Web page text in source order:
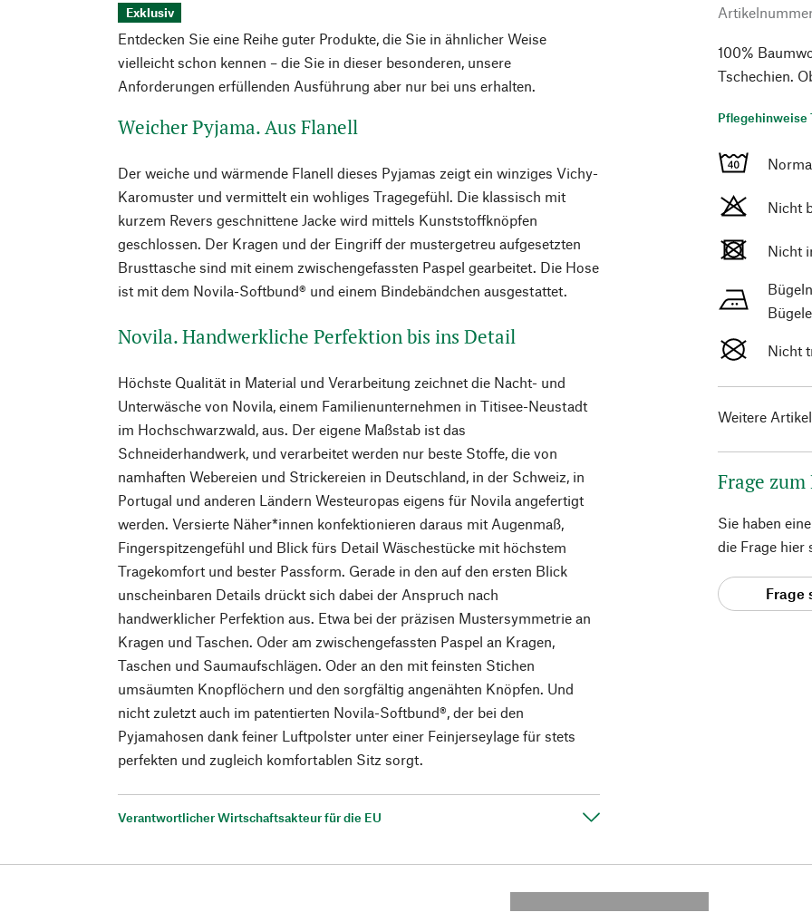
Exklusiv
Entdecken Sie eine Reihe guter Produkte, die Sie in ähnlicher Weise
vielleicht schon kennen – die Sie in dieser besonderen, unsere
Anforderungen erfüllenden Ausführung aber nur bei uns erhalten.
Weicher Pyjama. Aus Flanell
Der weiche und wärmende Flanell dieses Pyjamas zeigt ein winziges Vichy-
Karomuster und vermittelt ein wohliges Tragegefühl. Die klassisch mit
kurzem Revers geschnittene Jacke wird mittels Kunststoffknöpfen
geschlossen. Der Kragen und der Eingriff der mustergetreu aufgesetzten
Brusttasche sind mit einem zwischengefassten Paspel gearbeitet. Die Hose
ist mit dem Novila-Softbund® und einem Bindebändchen ausgestattet.
Novila. Handwerkliche Perfektion bis ins Detail
Höchste Qualität in Material und Verarbeitung zeichnet die Nacht- und
Unterwäsche von Novila, einem Familienunternehmen in Titisee-Neustadt
im Hochschwarzwald, aus. Der eigene Maßstab ist das
Schneiderhandwerk, und verarbeitet werden nur beste Stoffe, die von
namhaften Webereien und Strickereien in Deutschland, in der Schweiz, in
Portugal und anderen Ländern Westeuropas eigens für Novila angefertigt
werden. Versierte Näher*innen konfektionieren daraus mit Augenmaß,
Fingerspitzengefühl und Blick fürs Detail Wäschestücke mit höchstem
Tragekomfort und bester Passform. Gerade in den auf den ersten Blick
unscheinbaren Details drückt sich dabei der Anspruch nach
handwerklicher Perfektion aus. Etwa bei der präzisen Mustersymmetrie an
Kragen und Taschen. Oder am zwischengefassten Paspel an Kragen,
Taschen und Saumaufschlägen. Oder an den mit feinsten Stichen
umsäumten Knopflöchern und den sorgfältig angenähten Knöpfen. Und
nicht zuletzt auch im patentierten Novila-Softbund®, der bei den
Pyjamahosen dank feiner Luftpolster unter einer Feinjerseylage für stets
perfekten und zugleich komfortablen Sitz sorgt.
Verantwortlicher Wirtschaftsakteur für die EU
100%
Tschechien.
Pflegehinweise
Nicht
Nicht
Nicht
Weitere
Frage
Sie haben
die Frage hier
Frage